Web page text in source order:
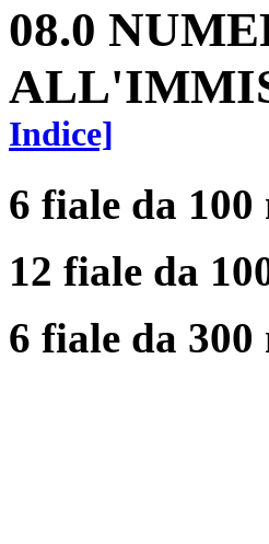
08.0
Indice]
6 fiale da 100
12 fiale da
6 fiale da 300